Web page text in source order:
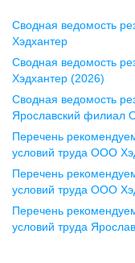
Воронеж
ул. Комиссаржевской,
офис 1212
+7 473 280-05-05
pr@vrn.hh.ru
ул. Спартаковская, д.
помещение 15
+7 843 212-12-50
Сводная ведомость
Хэдхантер
Сводная ведомость
Хэдхантер (2026)
Сводная ведомость
Ярославский филиал
Перечень
условий труда ООО
Перечень
условий труда ООО
Перечень
условий труда